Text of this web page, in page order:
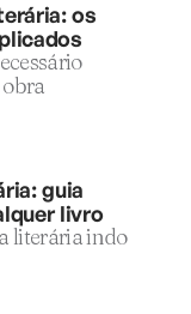
os
guia
livro
literária indo